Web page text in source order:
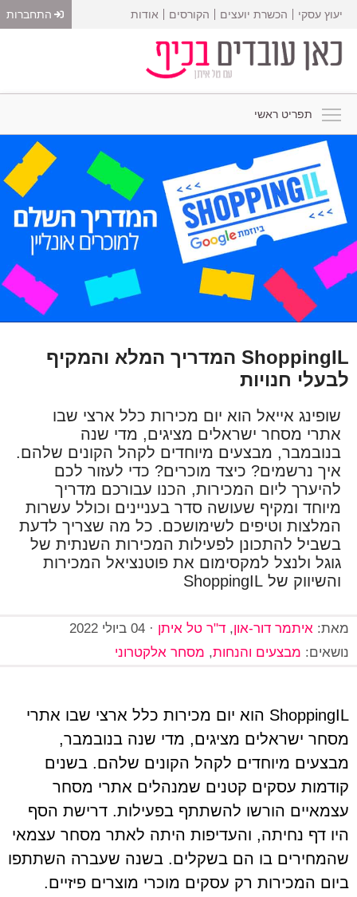
יעוץ עסקי הכשרת יועצים הקורסים אודות התחברות
תפריט ראשי
ShoppingIL המדריך המלא והמקיף
לבעלי חנויות
שופינג אייאל הוא יום מכירות כלל ארצי שבו
אתרי מסחר ישראלים מציגים, מדי שנה
בנובמבר, מבצעים מיוחדים לקהל הקונים שלהם.
איך נרשמים? כיצד מוכרים? כדי לעזור לכם
להיערך ליום המכירות, הכנו עבורכם מדריך
מיוחד ומקיף שעושה סדר בעניינים וכולל עשרות
המלצות וטיפים לשימושכם. כל מה שצריך לדעת
בשביל להתכונן לפעילות המכירות השנתית של
גוגל ולנצל למקסימום את פוטנציאל המכירות
והשיווק של ShoppingIL
מאת: איתמר דור-און, ד"ר טל איתן· 04 ביולי 2022
נושאים: מבצעים והנחות, מסחר אלקטרוני
ShoppingIL הוא יום מכירות כלל ארצי שבו אתרי
מסחר ישראלים מציגים, מדי שנה בנובמבר,
מבצעים מיוחדים לקהל הקונים שלהם. בשנים
קודמות עסקים קטנים שמנהלים אתרי מסחר
עצמאיים הורשו להשתתף בפעילות. דרישת הסף
היו דף נחיתה, והעדיפות היתה לאתר מסחר עצמאי
שהמחירים בו הם בשקלים. בשנה שעברה השתתפו
ביום המכירות רק עסקים מוכרי מוצרים פיזיים.